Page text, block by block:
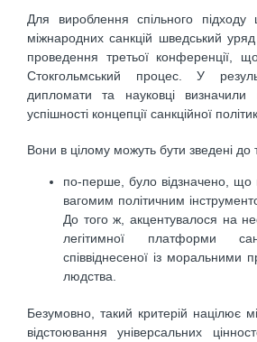
Для вироблення спільного підходу
міжнародних санкцій шведський
проведення третьої конференції,
Стокгольмський процес. У
дипломати та науковці визначили
успішності концепції санкційної
Вони в цілому можуть бути зведені до
по-перше, було відзначено, що
вагомим політичним
До того ж, акцентувалося на
легітимної платформи
співвіднесеної із моральними
людства.
Безумовно, такий критерій націлює
відстоювання універсальних